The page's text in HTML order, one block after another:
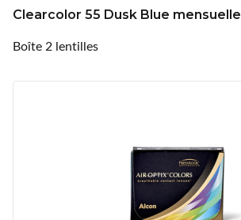
Clearcolor 55 Dusk Blue mensuelle
Boîte 2 lentilles